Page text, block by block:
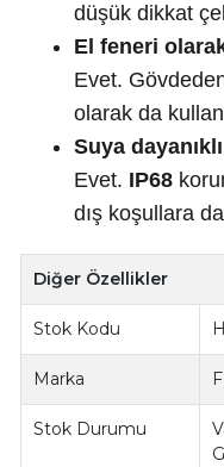
düşük dikkat
El feneri
Evet.
olarak da
Suya
Evet. IP68
dış koşullara
Diğer Özellikler
Stok Kodu
Marka
Stok Durumu